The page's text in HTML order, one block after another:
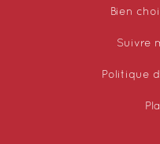
Bien
Suivre
Politique